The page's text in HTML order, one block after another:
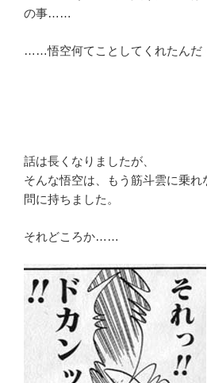
の事……
……悟空何てことしてくれたんだ
話は長くなりましたが、
そんな悟空は、もう筋斗雲に乗れ
問に持ちました。
それどころか……